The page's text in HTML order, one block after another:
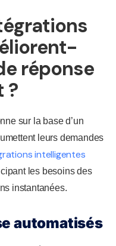
réponse
?
sur la base d’un
leurs demandes
intelligentes
les besoins des
instantanées.
automatisés